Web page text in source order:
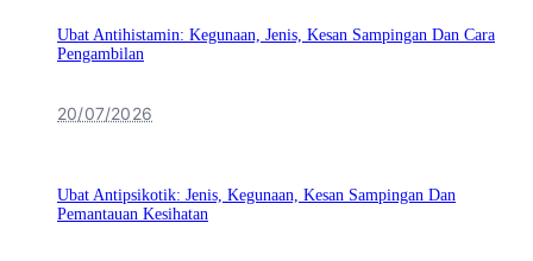
Ubat Antihistamin: Kegunaan, Jenis, Kesan Sampingan Dan Cara
Pengambilan
20/07/2026
Ubat Antipsikotik: Jenis, Kegunaan, Kesan Sampingan Dan
Pemantauan Kesihatan